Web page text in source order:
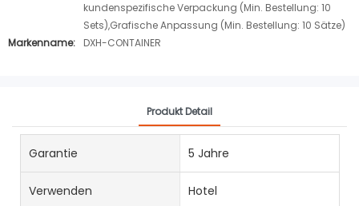
kundenspezifische Verpackung (Min. Bestellung: 10
Sets),Grafische Anpassung (Min. Bestellung: 10 Sätze)
Markenname:
DXH-CONTAINER
Produkt Detail
Garantie 5 Jahre
Verwenden Hotel